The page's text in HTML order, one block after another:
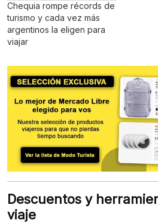
Chequia rompe récords de
turismo y cada vez más
argentinos la eligen para
viajar
Descuentos y
viaje